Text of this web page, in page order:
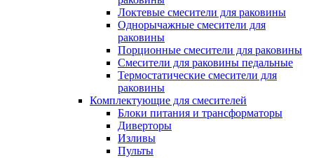
Локтевые смесители для раковины
Однорычажные смесители для
раковины
Порционные смесители для раковины
Смесители для раковины педальные
Термостатические смесители для
раковины
Комплектующие для смесителей
Блоки питания и трансформаторы
Диверторы
Изливы
Пульты